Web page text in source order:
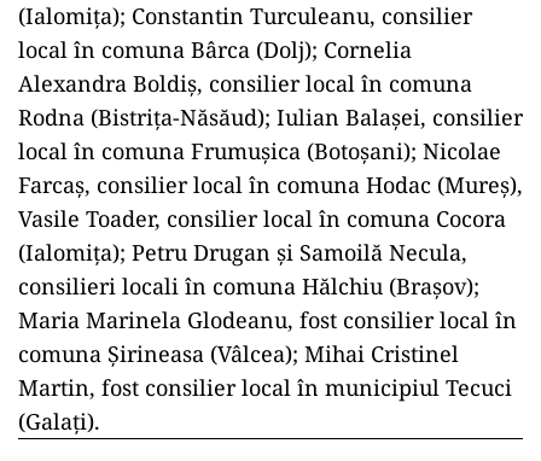
(Ialomiţa); Constantin Turculeanu, consilier
local în comuna Bârca (Dolj); Cornelia
Alexandra Boldiş, consilier local în comuna
Rodna (Bistriţa-Năsăud); Iulian Balaşei, consilier
local în comuna Frumuşica (Botoşani); Nicolae
Farcaş, consilier local în comuna Hodac (Mureş),
Vasile Toader, consilier local în comuna Cocora
(Ialomiţa); Petru Drugan şi Samoilă Necula,
consilieri locali în comuna Hălchiu (Braşov);
Maria Marinela Glodeanu, fost consilier local în
comuna Şirineasa (Vâlcea); Mihai Cristinel
Martin, fost consilier local în municipiul Tecuci
(Galaţi).